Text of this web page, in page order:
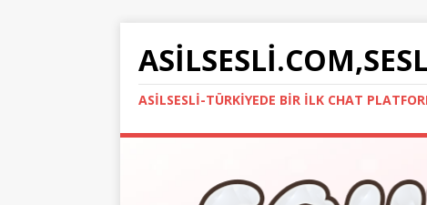
ASILSESLI-TÜRKIYEDE BIR İLK CHAT